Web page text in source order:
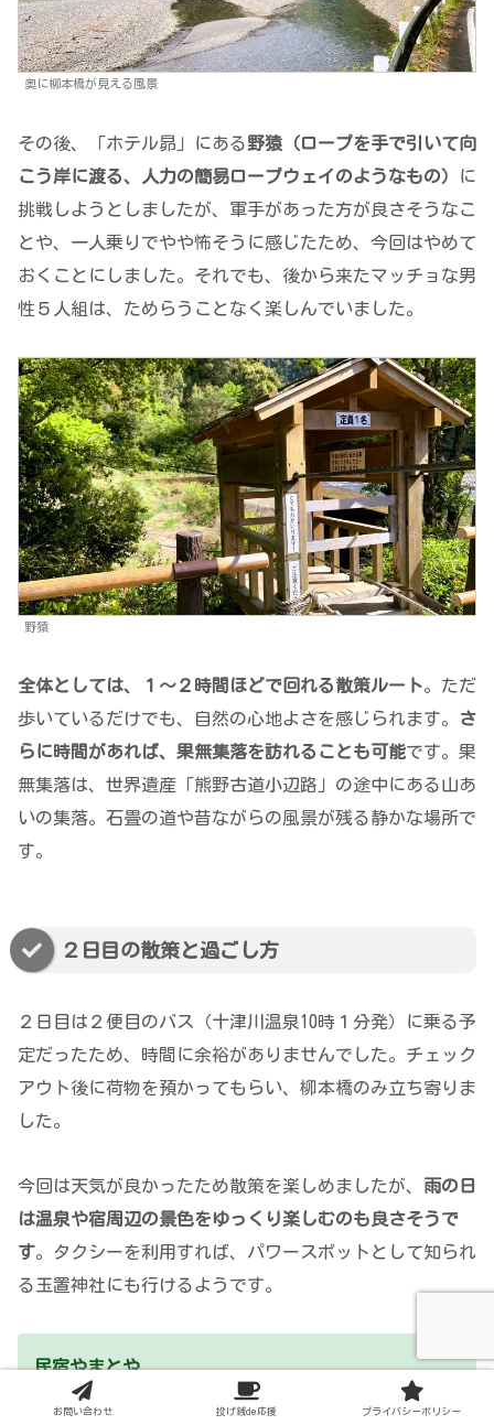
奥に柳本橋が見える風景
その後、「ホテル昴」にある野猿（ロープを手で引いて向
こう岸に渡る、人力の簡易ロープウェイのようなもの）
に
挑戦しようとしましたが、軍手があった方が良さそうなこ
とや、一人乗りでやや怖そうに感じたため、今回はやめて
おくことにしました。それでも、後から来たマッチョな男
性５人組は、ためらうことなく楽しんでいました。
野猿
全体としては、１〜２時間ほどで回れる散策ルート。ただ
歩いているだけでも、自然の心地よさを感じられます。
さ
らに時間があれば、果無集落を訪れることも可能です。果
無集落は、世界遺産「熊野古道小辺路」の途中にある山あ
いの集落。石畳の道や昔ながらの風景が残る静かな場所で
す。
２日目の散策と過ごし方
２日目は２便目のバス（十津川温泉10時１分発）に乗る予
定だったため、時間に余裕がありませんでした。チェック
アウト後に荷物を預かってもらい、柳本橋のみ立ち寄りま
した。
今回は天気が良かったため散策を楽しめましたが、 雨の日
は温泉や宿周辺の景色をゆっくり楽しむのも良さそうで
す。タクシーを利用すれば、パワースポットとして知られ
る玉置神社にも行けるようです。
民宿やまとや
住所：奈良県吉野郡十津川村平谷630-5
お問い合わせ 投げ銭de応援 プライバシーポリシー